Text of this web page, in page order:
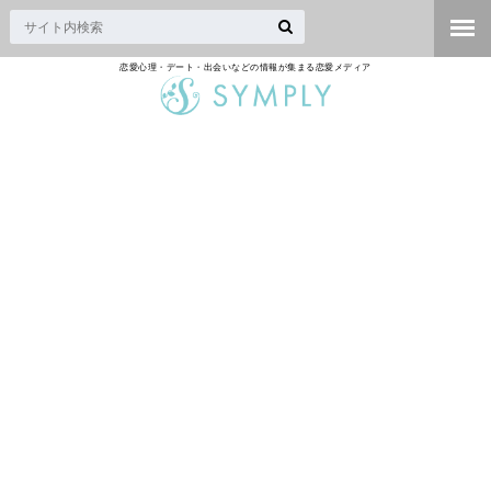
恋愛心理・デート・出会いなどの情報が集まる恋愛メディア